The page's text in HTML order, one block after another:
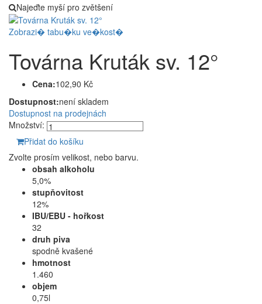
Najeďte myší pro zvětšení
Zobrazi� tabu�ku ve�kost�
Továrna Kruták sv. 12°
Cena:102,90 Kč
Dostupnost:není skladem
Dostupnost na prodejnách
Množství:
Přidat do košíku
Zvolte prosím velikost, nebo barvu.
obsah alkoholu
5,0%
stupňovitost
12%
IBU/EBU - hořkost
32
druh piva
spodně kvašené
hmotnost
1.460
objem
0,75l